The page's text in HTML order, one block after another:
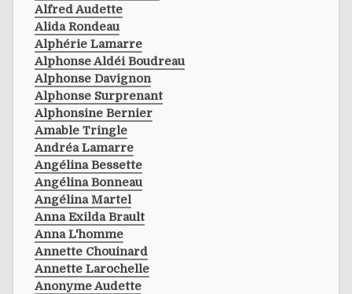
Alfred Audette
Alida Rondeau
Alphérie Lamarre
Alphonse Aldéi Boudreau
Alphonse Davignon
Alphonse Surprenant
Alphonsine Bernier
Amable Tringle
Andréa Lamarre
Angélina Bessette
Angélina Bonneau
Angélina Martel
Anna Exilda Brault
Anna L'homme
Annette Chouinard
Annette Larochelle
Anonyme Audette